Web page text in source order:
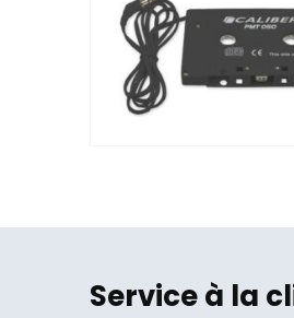
Service à la